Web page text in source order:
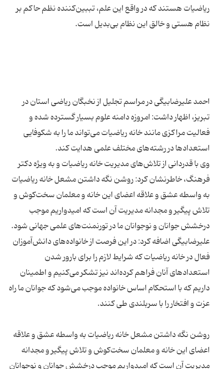
ریاضیات هستند كه در واقع این علم، تببین‌كننده نظم حاكم بر
احمد علیرضابیگی در مراسم تجلیل از نخبگان ریاضی استان در
تبریز، اظهار داشت: امروزه دامنه علوم بسیار گسترده شده و
فعالیت مراكزی مانند خانه ریاضیات می‌تواند ما را به شكوفایی
وی با قدردانی از تلاش‌های مدیریت خانه ریاضیات و به ویژه دكتر
فرهنگ، خاطرنشان كرد: روشن نگه داشتن مشعل خانه ریاضیات
به واسطه عشق و علاقه اعضای این خانه و معلمان سخت‌كوش و
تلاش پیگیر و مجدانه مدیریت آن است كه امیدواریم موجب
علیرضابیگی اضافه كرد: در این فرصت از خانواده‌های دانش‌آموزان
فعال در خانه ریاضیات كه شرایط لازم را برای بارور شدن
استعدادهای آنان فراهم كرده‌اند نیز تشكر می‌كنیم و اطمینان
داریم كه با استحكام اساس خانواده موجب می‌شود كه جوانان ما راه
روشن نگه داشتن مشعل خانه ریاضیات به واسطه عشق و علاقه
اعضای این خانه و معلمان سخت‌كوش و تلاش پیگیر و مجدانه
مدیریت آن است كه امیدواریم موجب درخشش جوانان و نوجوانان